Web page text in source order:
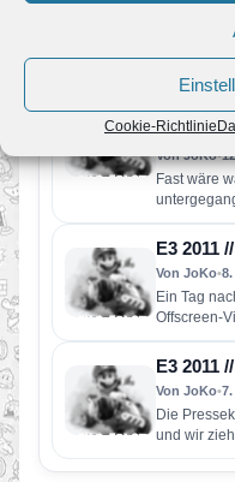
Cookie-Richtlinie
immer
von…
E3 2011
den
2012
Von JoKo•
Fast wäre
E3 2011
Von JoKo•8.
Ein Tag
Offscreen-
E3 2011
Von JoKo•7.
Die
und wir
Wii U: